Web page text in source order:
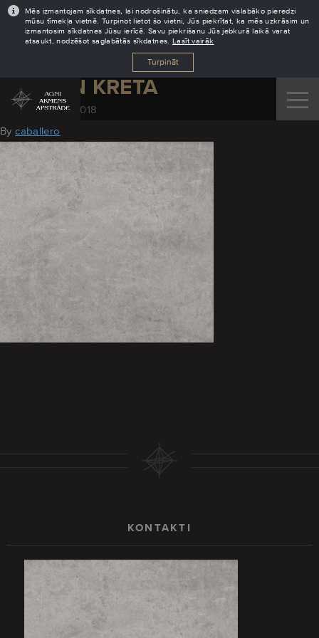
Mēs izmantojam sīkdatnes, lai nodrošinātu, ka sniedzam vislabāko pieredzi
mūsu tīmekļa vietnē. Turpinot lietot šo vietni, Jūs piekrītat, ka mēs uzkrāsim un
izmantosim sīkdatnes Jūsu ierīcē. Savu piekrišanu Jūs jebkurā laikā varat
atsaukt, nodzēšot saglabātās sīkdatnes. Lasīt vairāk
Turpināt
DEKTON KRETA
November 28, 2018
Bycaballero
KONTAKTI